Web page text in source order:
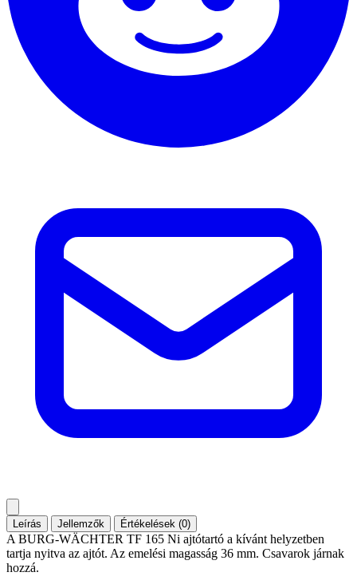
Leírás Jellemzők Értékelések (0)
A BURG-WÄCHTER TF 165 Ni ajtótartó a kívánt helyzetben
tartja nyitva az ajtót. Az emelési magasság 36 mm. Csavarok járnak
hozzá.